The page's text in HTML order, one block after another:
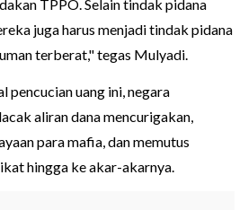
TPPO. Selain tindak pidana
juga harus menjadi tindak pidana
terberat," tegas Mulyadi.
pencucian uang ini, negara
aliran dana mencurigakan,
para mafia, dan memutus
hingga ke akar-akarnya.